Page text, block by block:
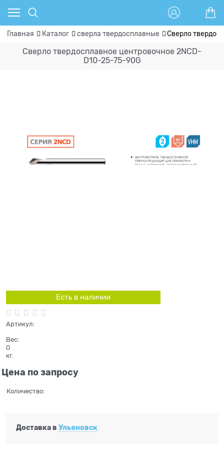
Главная Каталог сверла твердосплавные Сверло
Сверло твердосплавное центровочное 2NCD-
D10-25-75-90G
Есть в наличии
Артикул:
Вес:
0
кг.
Цена по запросу
Количество:
Доставка в Ульяновск